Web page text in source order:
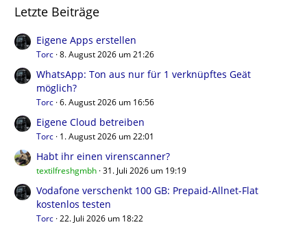
Letzte Beiträge
Eigene Apps erstellen
Torc 8. August 2026 um 21:26
WhatsApp: Ton aus nur für 1 verknüpftes Geät
möglich?
Torc 6. August 2026 um 16:56
Eigene Cloud betreiben
Torc 1. August 2026 um 22:01
Habt ihr einen virenscanner?
textilfreshgmbh 31. Juli 2026 um 19:19
Vodafone verschenkt 100 GB: Prepaid-Allnet-Flat
kostenlos testen
Torc 22. Juli 2026 um 18:22